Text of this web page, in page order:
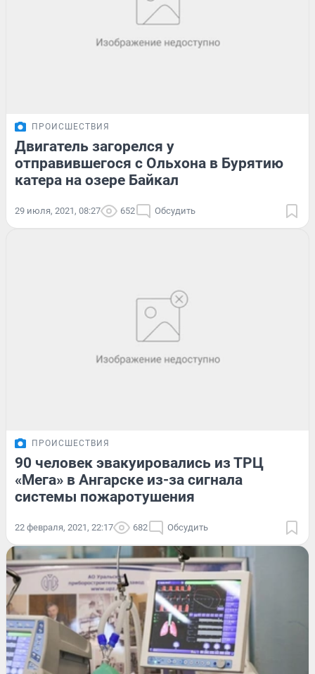
ПРОИСШЕСТВИЯ
Двигатель загорелся у
отправившегося с Ольхона в Бурятию
катера на озере Байкал
29 июля, 2021, 08:27 652 Обсудить
ПРОИСШЕСТВИЯ
90 человек эвакуировались из ТРЦ
«Мега» в Ангарске из-за сигнала
системы пожаротушения
22 февраля, 2021, 22:17 682 Обсудить